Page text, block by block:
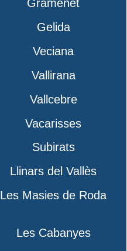
Gramenet
Gelida
Veciana
Vallirana
Vallcebre
Vacarisses
Subirats
Llinars del Vallès
Les Masies de Roda
Les Cabanyes